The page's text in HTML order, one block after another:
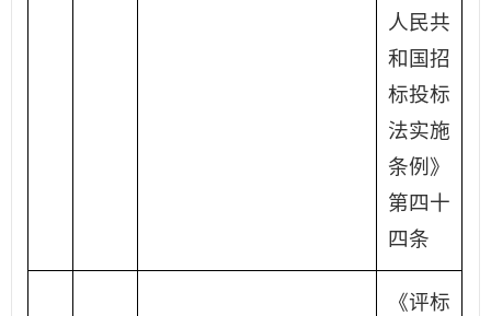
人民共
和国招
标投标
法实施
条例》
第四十
四条
《评标